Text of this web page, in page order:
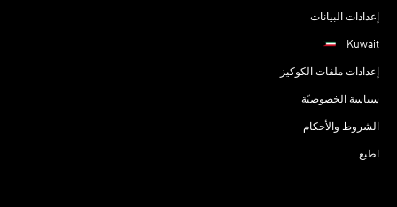
إعدادات البيانات
Kuwait
إعدادات ملفات الكوكيز
سياسة الخصوصيّة
الشروط والأحكام
اطبع